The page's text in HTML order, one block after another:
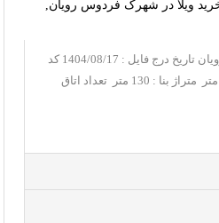
ویلا در شهرک فردوس رویان,
فروش ویلا در شهرک فردوس رویان تاریخ درج فایل : 1404/08/17 کد
فایل : 4024 متراژ زمین : 1000 متر متراژ بنا : 130 متر تعداد اتاق